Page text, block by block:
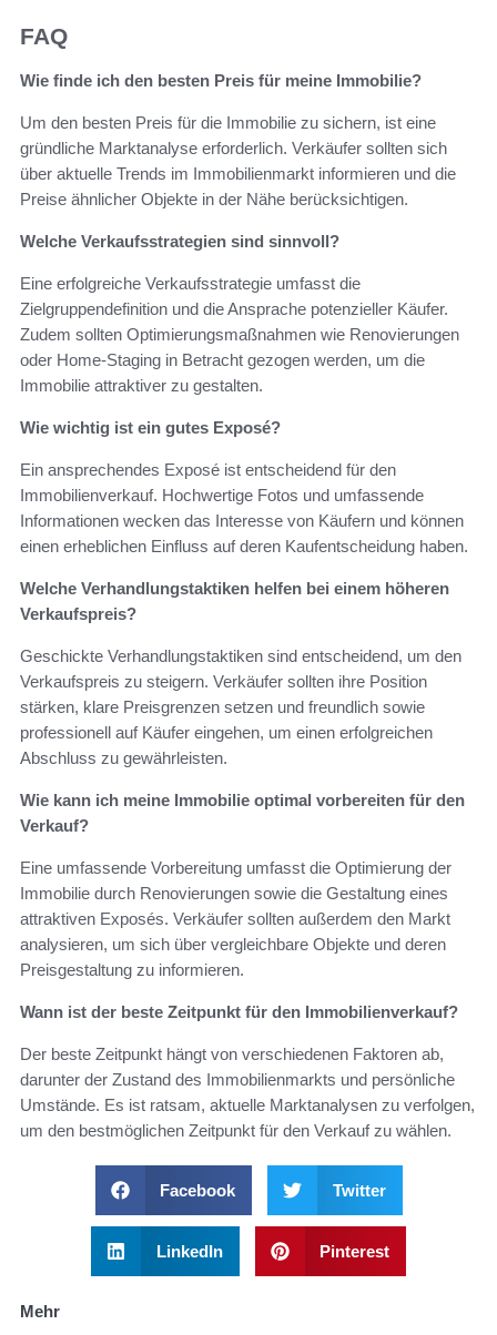
FAQ
Wie finde ich den besten Preis für meine Immobilie?
Um den besten Preis für die Immobilie zu sichern, ist eine
gründliche Marktanalyse erforderlich. Verkäufer sollten sich
über aktuelle Trends im Immobilienmarkt informieren und die
Preise ähnlicher Objekte in der Nähe berücksichtigen.
Welche Verkaufsstrategien sind sinnvoll?
Eine erfolgreiche Verkaufsstrategie umfasst die
Zielgruppendefinition und die Ansprache potenzieller Käufer.
Zudem sollten Optimierungsmaßnahmen wie Renovierungen
oder Home-Staging in Betracht gezogen werden, um die
Immobilie attraktiver zu gestalten.
Wie wichtig ist ein gutes Exposé?
Ein ansprechendes Exposé ist entscheidend für den
Immobilienverkauf. Hochwertige Fotos und umfassende
Informationen wecken das Interesse von Käufern und können
einen erheblichen Einfluss auf deren Kaufentscheidung haben.
Welche Verhandlungstaktiken helfen bei einem höheren
Verkaufspreis?
Geschickte Verhandlungstaktiken sind entscheidend, um den
Verkaufspreis zu steigern. Verkäufer sollten ihre Position
stärken, klare Preisgrenzen setzen und freundlich sowie
professionell auf Käufer eingehen, um einen erfolgreichen
Abschluss zu gewährleisten.
Wie kann ich meine Immobilie optimal vorbereiten für den
Verkauf?
Eine umfassende Vorbereitung umfasst die Optimierung der
Immobilie durch Renovierungen sowie die Gestaltung eines
attraktiven Exposés. Verkäufer sollten außerdem den Markt
analysieren, um sich über vergleichbare Objekte und deren
Preisgestaltung zu informieren.
Wann ist der beste Zeitpunkt für den Immobilienverkauf?
Der beste Zeitpunkt hängt von verschiedenen Faktoren ab,
darunter der Zustand des Immobilienmarkts und persönliche
Umstände. Es ist ratsam, aktuelle Marktanalysen zu verfolgen,
um den bestmöglichen Zeitpunkt für den Verkauf zu wählen.
Facebook Twitter
LinkedIn Pinterest
Mehr